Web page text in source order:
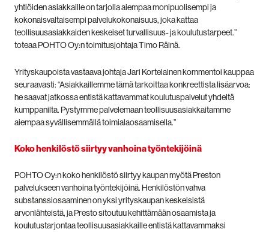
yhtiöiden asiakkaille on tarjolla aiempaa monipuolisempi ja
kokonaisvaltaisempi palvelukokonaisuus, joka kattaa
teollisuusasiakkaiden keskeiset turvallisuus- ja koulutustarpeet.”
toteaa POHTO Oy:n toimitusjohtaja Timo Räinä.
Yrityskaupoista vastaava johtaja Jari Kortelainen kommentoi kauppaa
seuraavasti: “Asiakkaillemme tämä tarkoittaa konkreettista lisäarvoa:
he saavat jatkossa entistä kattavammat koulutuspalvelut yhdeltä
kumppanilta. Pystymme palvelemaan teollisuusasiakkaitamme
aiempaa syvällisemmällä toimialaosaamisella.”
Koko henkilöstö siirtyy vanhoina työntekijöinä
POHTO Oy:n koko henkilöstö siirtyy kaupan myötä Preston
palvelukseen vanhoina työntekijöinä. Henkilöstön vahva
substanssiosaaminen on yksi yrityskaupan keskeisistä
arvonlähteistä, ja Presto sitoutuu kehittämään osaamista ja
koulutustarjontaa teollisuusasiakkaille entistä kattavammaksi